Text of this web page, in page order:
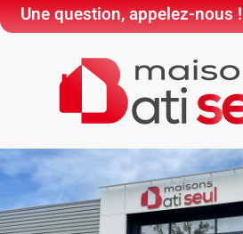
Une question, appelez-nous !